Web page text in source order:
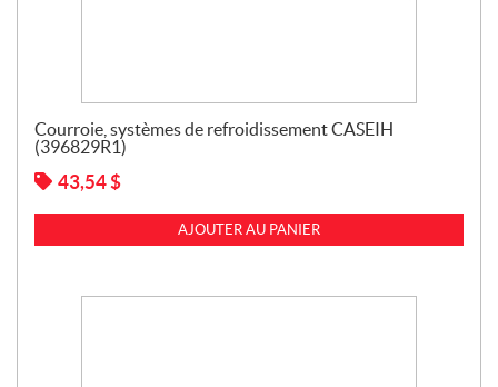
Courroie, systèmes de refroidissement CASEIH
(396829R1)
43,54$
AJOUTER AU PANIER